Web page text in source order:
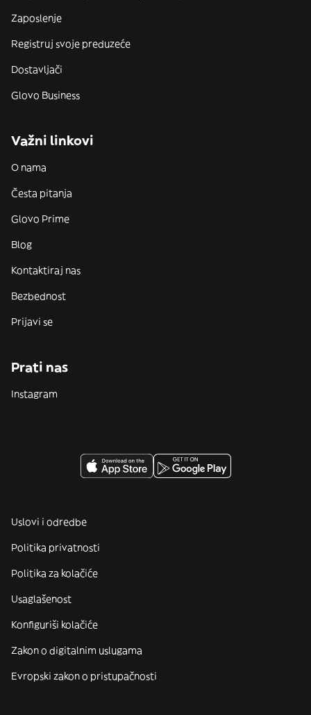
Zaposlenje
Registruj svoje preduzeće
Dostavljači
Glovo Business
Važni linkovi
O nama
Česta pitanja
Glovo Prime
Blog
Kontaktiraj nas
Bezbednost
Prijavi se
Prati nas
Instagram
Uslovi i odredbe
Politika privatnosti
Politika za kolačiće
Usaglašenost
Konfiguriši kolačiće
Zakon o digitalnim uslugama
Evropski zakon o pristupačnosti